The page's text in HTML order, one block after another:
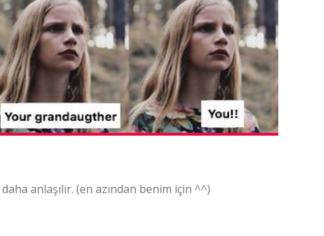
anlaşılır. (en azından benim için ^^)